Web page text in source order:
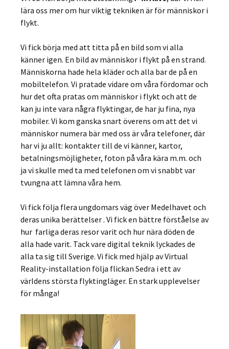
lära oss mer om hur viktig tekniken är för människor i
flykt.
Vi fick börja med att titta på en bild som vi alla
känner igen. En bild av människor i flykt på en strand.
Människorna hade hela kläder och alla bar de på en
mobiltelefon. Vi pratade vidare om våra fördomar och
hur det ofta pratas om människor i flykt och att de
kan ju inte vara några flyktingar, de har ju fina, nya
mobiler. Vi kom ganska snart överens om att det vi
människor numera bär med oss är våra telefoner, där
har vi ju allt: kontakter till de vi känner, kartor,
betalningsmöjligheter, foton på våra kära m.m. och
ja vi skulle med ta med telefonen om vi snabbt var
tvungna att lämna våra hem.
Vi fick följa flera ungdomars väg över Medelhavet och
deras unika berättelser . Vi fick en bättre förståelse av
hur farliga deras resor varit och hur nära döden de
alla hade varit. Tack vare digital teknik lyckades de
alla ta sig till Sverige. Vi fick med hjälp av Virtual
Reality-installation följa flickan Sedra i ett av
världens största flyktingläger. En stark upplevelser
för många!